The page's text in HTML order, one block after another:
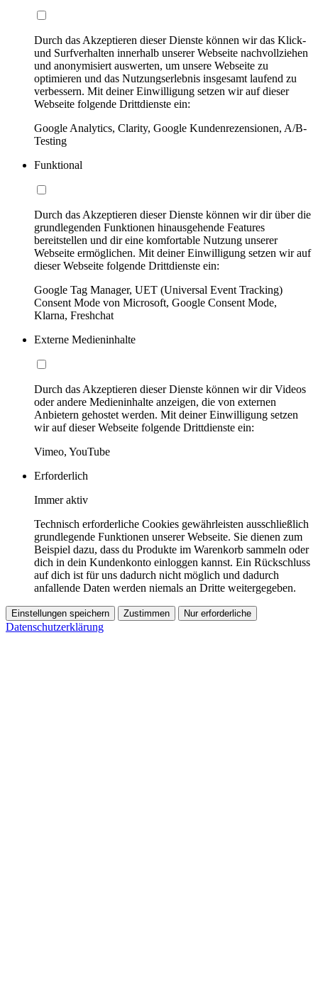
Durch das Akzeptieren dieser Dienste können wir das Klick-
und Surfverhalten innerhalb unserer Webseite nachvollziehen
und anonymisiert auswerten, um unsere Webseite zu
optimieren und das Nutzungserlebnis insgesamt laufend zu
verbessern. Mit deiner Einwilligung setzen wir auf dieser
Webseite folgende Drittdienste ein:
Google Analytics, Clarity, Google Kundenrezensionen, A/B-
Testing
Funktional
Durch das Akzeptieren dieser Dienste können wir dir über die
grundlegenden Funktionen hinausgehende Features
bereitstellen und dir eine komfortable Nutzung unserer
Webseite ermöglichen. Mit deiner Einwilligung setzen wir auf
dieser Webseite folgende Drittdienste ein:
Google Tag Manager, UET (Universal Event Tracking)
Consent Mode von Microsoft, Google Consent Mode,
Klarna, Freshchat
Externe Medieninhalte
Durch das Akzeptieren dieser Dienste können wir dir Videos
oder andere Medieninhalte anzeigen, die von externen
Anbietern gehostet werden. Mit deiner Einwilligung setzen
wir auf dieser Webseite folgende Drittdienste ein:
Vimeo, YouTube
Erforderlich
Immer aktiv
Technisch erforderliche Cookies gewährleisten ausschließlich
grundlegende Funktionen unserer Webseite. Sie dienen zum
Beispiel dazu, dass du Produkte im Warenkorb sammeln oder
dich in dein Kundenkonto einloggen kannst. Ein Rückschluss
auf dich ist für uns dadurch nicht möglich und dadurch
anfallende Daten werden niemals an Dritte weitergegeben.
Einstellungen speichern Zustimmen Nur erforderliche
Datenschutzerklärung